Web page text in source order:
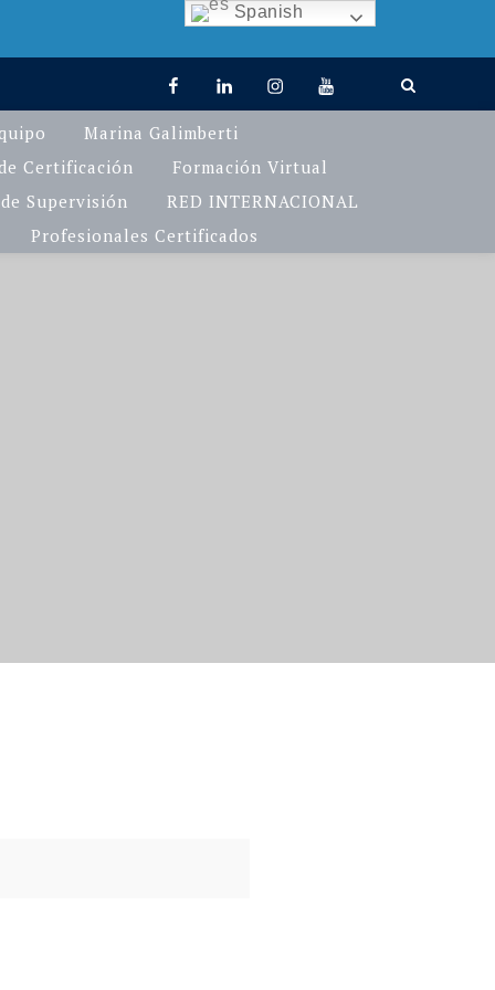
facebooklinkedinInstagram
You
Tube
TikTok
Marina Galimberti
Certificación
Formación Virtual
Supervisión
RED INTERNACIONAL
Profesionales Certificados
Spanish